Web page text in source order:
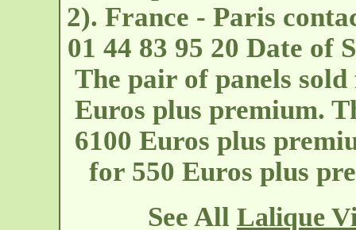
2). France - Paris
01 44 83 95 20 Date of
The pair of panels
Euros plus premium.
6100 Euros plus
for 550 Euros plus
See All Lalique